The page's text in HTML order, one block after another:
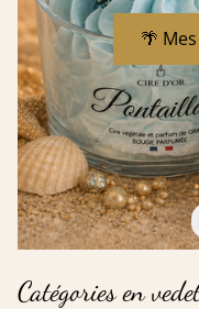
🌴
Catégories en